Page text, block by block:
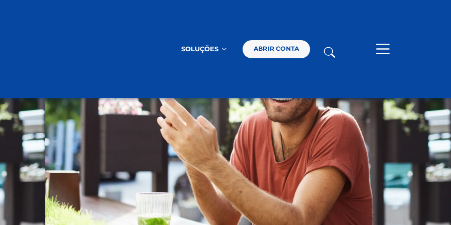
SOLUÇÕES ABRIR CONTA